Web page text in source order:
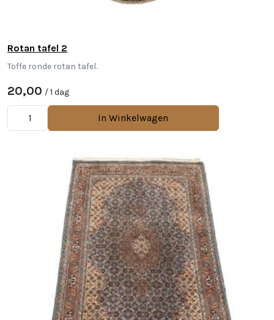
Rotan tafel 2
Toffe ronde rotan tafel.
20,00 / 1 dag
In Winkelwagen